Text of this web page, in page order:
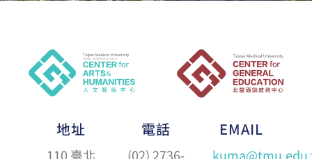
地址
110 臺北
電話
(02) 2736-
EMAIL